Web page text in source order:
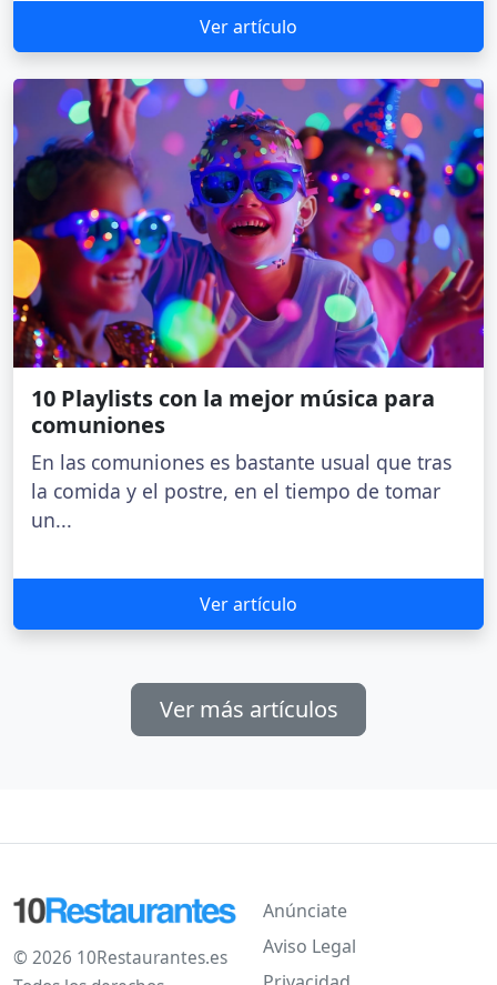
Ver artículo
10 Playlists con la mejor música para
comuniones
En las comuniones es bastante usual que tras
la comida y el postre, en el tiempo de tomar
un...
Ver artículo
Ver más artículos
© 2026 10Restaurantes.es
Anúnciate
Aviso Legal